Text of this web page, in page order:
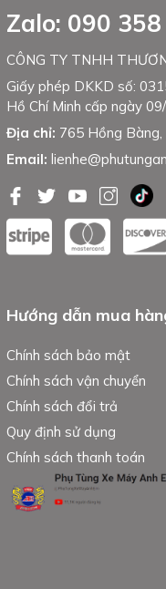
Zalo: 090
CÔNG TY TNHH
Giấy phép DKKD số:
Hồ Chí Minh cấp ngày
Địa chỉ: 765 Hồng Bàng,
Email:
Hướng dẫn mua
Chính sách bảo mật
Chính sách vận chuyển
Chính sách đổi trả
Quy định sử dụng
Chính sách thanh toán